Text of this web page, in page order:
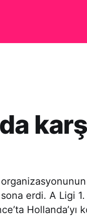
erdi. A Ligi
Hollanda’yı